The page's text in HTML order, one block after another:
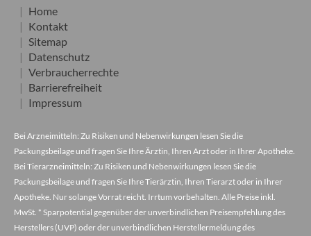
Home
Kontakt
Sitemap
Datenschutz
Verbraucherrechte
Barrierefreiheit
Impressum
Bei Arzneimitteln: Zu Risiken und Nebenwirkungen lesen Sie die
Packungsbeilage und fragen Sie Ihre Ärztin, Ihren Arzt oder in Ihrer Apotheke.
Bei Tierarzneimitteln: Zu Risiken und Nebenwirkungen lesen Sie die
Packungsbeilage und fragen Sie Ihre Tierärztin, Ihren Tierarzt oder in Ihrer
Apotheke. Nur solange Vorrat reicht. Irrtum vorbehalten. Alle Preise inkl.
MwSt. * Sparpotential gegenüber der unverbindlichen Preisempfehlung des
Herstellers (UVP) oder der unverbindlichen Herstellermeldung des